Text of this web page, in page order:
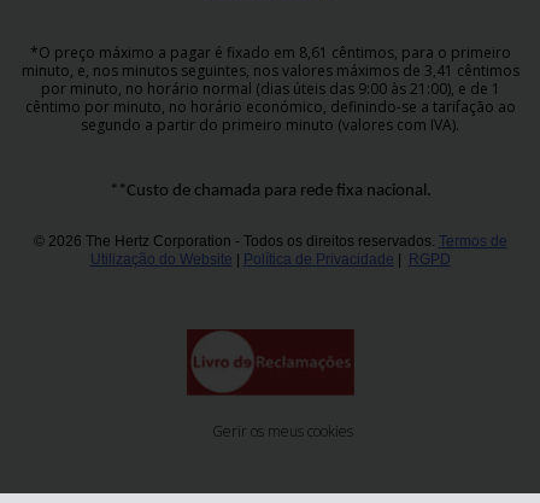
*O preço máximo a pagar é fixado em 8,61 cêntimos, para o primeiro
minuto, e, nos minutos seguintes, nos valores máximos de 3,41 cêntimos
por minuto, no horário normal (dias úteis das 9:00 às 21:00), e de 1
cêntimo por minuto, no horário económico, definindo-se a tarifação ao
segundo a partir do primeiro minuto (valores com IVA).
**Custo de chamada para rede fixa nacional.
© 2026 The Hertz Corporation - Todos os direitos reservados. Termos de
Utilização do Website
Política de Privacidade RGPD
Gerir os meus cookies